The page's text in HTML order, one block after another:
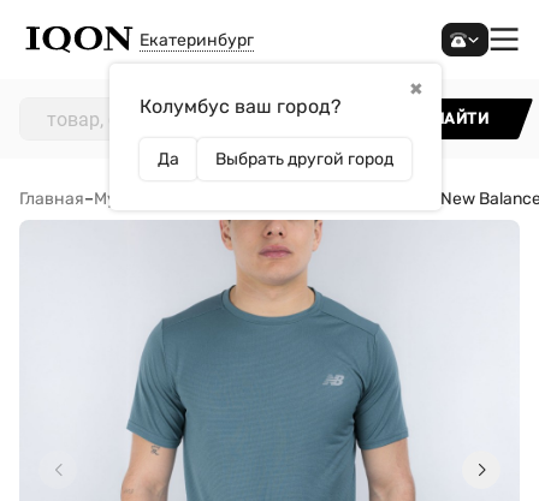
Екатеринбург
✖
Колумбус ваш город?
Да Выбрать другой город
НАЙТИ
Главная–Мужчинам Футболка New